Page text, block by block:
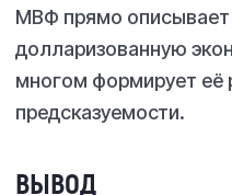
МВФ прямо
долларизованную
многом формирует её
предсказуемости.
ВЫВОД